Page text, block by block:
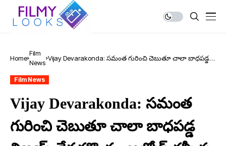
Home
Film
News
Vijay Devarakonda: స‌మంత గురించి చెబుతూ చాలా బాధ‌ప‌డ్డ
Film News
Vijay Devarakonda: స‌మంత
గురించి చెబుతూ చాలా బాధ‌ప‌డ్డ